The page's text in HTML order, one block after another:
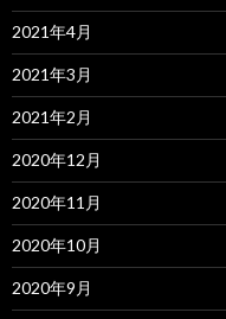
2021年4月
2021年3月
2021年2月
2020年12月
2020年11月
2020年10月
2020年9月